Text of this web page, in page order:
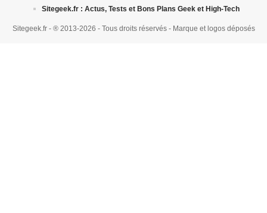
Sitegeek.fr - ® 2013-2026 - Tous droits réservés - Marque et logos déposés
Sitegeek.fr : Actus, Tests et Bons Plans Geek et High-Tech